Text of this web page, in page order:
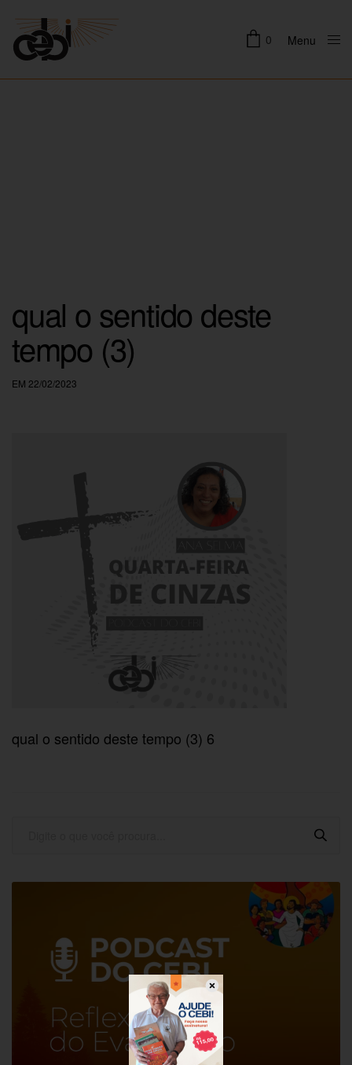
0 Menu
qual o sentido deste
tempo (3)
EM 22/02/2023
qual o sentido deste tempo (3) 6